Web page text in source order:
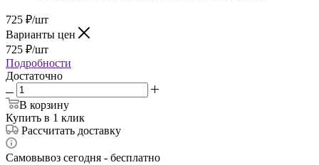
725 ₽/шт
Варианты цен
725 ₽/шт
Подробности
Достаточно
В корзину
Купить в 1 клик
Рассчитать доставку
Самовывоз сегодня - бесплатно